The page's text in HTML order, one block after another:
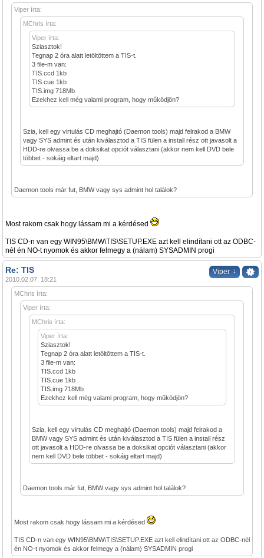
Viper írta:
MChris írta:
Viper írta:
Sziasztok!
Tegnap 2 óra alatt letöltöttem a TIS-t.
3 file-m van:
TIS.ccd 1kb
TIS.cue 1kb
TIS.img 718Mb
Ezekhez kell még valami program, hogy működjön?
Szia, kell egy virtulás CD meghajtó (Daemon tools) majd felrakod a BMW
vagy SYS admint és után kiválasztod a TIS fülen a install rész ott javasolt a
HDD-re olvassa be a doksikat opciót választani (akkor nem kell DVD bele
többet - sokáig eltart majd)
Daemon tools már fut, BMW vagy sys admint hol találok?
Most rakom csak hogy lássam mi a kérdésed
TIS CD-n van egy WIN95\BMW\TIS\SETUP.EXE azt kell elindítani ott az ODBC-
nél én NO-t nyomok és akkor felmegy a (nálam) SYSADMIN progi
Viper ↓
Re: TIS
2010.02.07. 18:21
MChris írta:
Viper írta:
MChris írta:
Viper írta:
Sziasztok!
Tegnap 2 óra alatt letöltöttem a TIS-t.
3 file-m van:
TIS.ccd 1kb
TIS.cue 1kb
TIS.img 718Mb
Ezekhez kell még valami program, hogy működjön?
Szia, kell egy virtulás CD meghajtó (Daemon tools) majd felrakod a
BMW vagy SYS admint és után kiválasztod a TIS fülen a install rész
ott javasolt a HDD-re olvassa be a doksikat opciót választani (akkor
nem kell DVD bele többet - sokáig eltart majd)
Daemon tools már fut, BMW vagy sys admint hol találok?
Most rakom csak hogy lássam mi a kérdésed
TIS CD-n van egy WIN95\BMW\TIS\SETUP.EXE azt kell elindítani ott az ODBC-nél
én NO-t nyomok és akkor felmegy a (nálam) SYSADMIN progi